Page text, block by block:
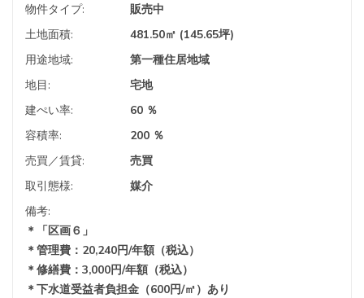
物件タイプ:
販売中
土地面積:
481.50㎡ (145.65坪)
用途地域:
第一種住居地域
地目:
宅地
建ぺい率:
60 ％
容積率:
200 ％
売買／賃貸:
売買
取引態様:
媒介
備考:
＊「区画６」
＊管理費：20,240円/年額（税込）
＊修繕費：3,000円/年額（税込）
＊下水道受益者負担金（600円/㎡）あり